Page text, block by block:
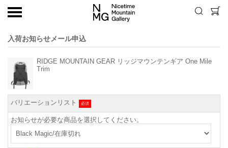
入荷お知らせメール申込
RIDGE MOUNTAIN GEAR リッジマウンテンギア One Mile
Trim
バリエーションリスト 必須
お知らせが必要な商品を選択してください。